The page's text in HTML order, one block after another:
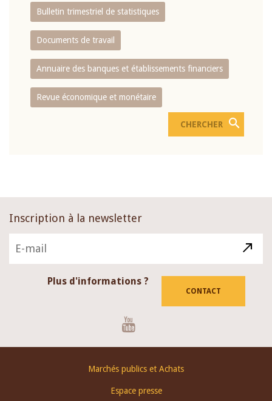
Bulletin trimestriel de statistiques
Documents de travail
Annuaire des banques et établissements financiers
Revue économique et monétaire
Inscription à la newsletter
Plus d'informations ?
CONTACT
Marchés publics et Achats
Espace presse